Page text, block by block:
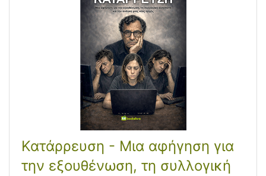
Κατάρρευση - Μια αφήγηση για
την εξουθένωση, τη συλλογική